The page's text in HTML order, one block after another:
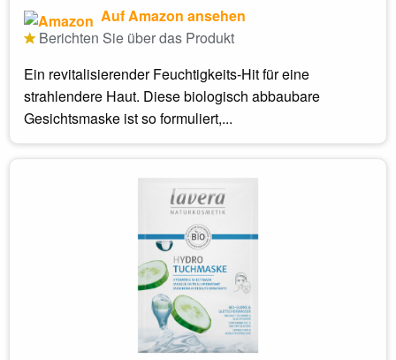
Auf Amazon ansehen
Berichten Sie über das Produkt
Ein revitalisierender Feuchtigkeits-Hit für eine
strahlendere Haut. Diese biologisch abbaubare
Gesichtsmaske ist so formuliert,...